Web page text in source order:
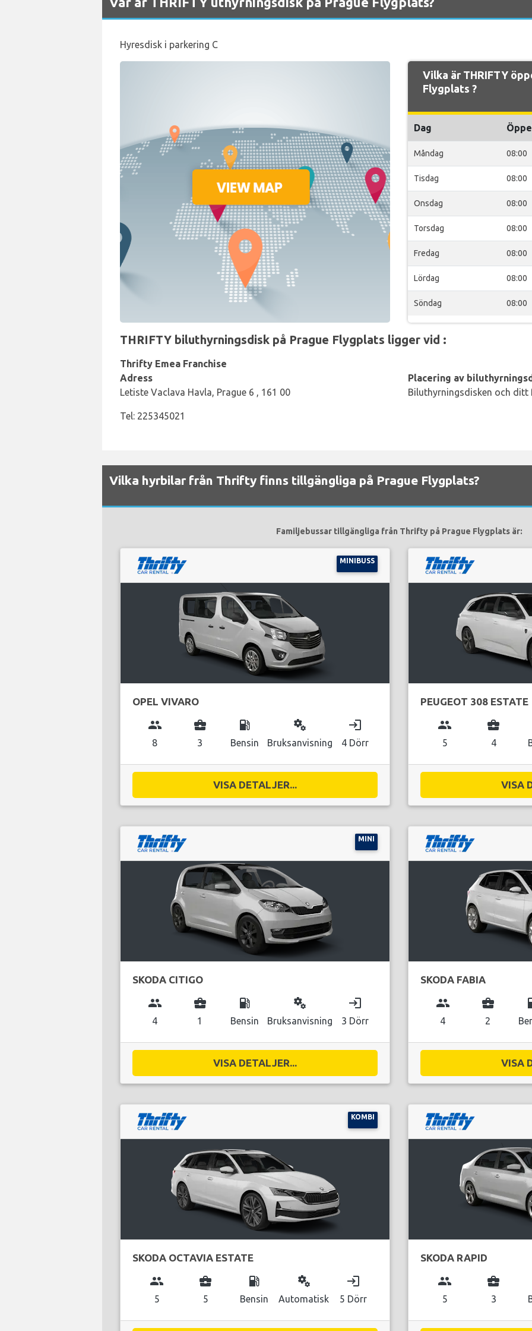
Hyresdisk i parkering C
Vilka är THRIFTY
Flygplats ?
Dag
Måndag 08:00
Tisdag 08:00
Onsdag 08:00
Torsdag 08:00
Fredag 08:00
Lördag 08:00
Söndag 08:00
THRIFTY biluthyrningsdisk på Prague Flygplats ligger vid :
Thrifty Emea Franchise
Adress
Letiste Vaclava Havla, Prague 6 , 161 00
Tel: 225345021
Placering av
Biluthyrningsdisken och
Vilka hyrbilar från Thrifty finns tillgängliga på Prague Flygplats?
Familjebussar tillgängliga från Thrifty på Prague Flygplats är:
MINIBUSS
OPEL VIVARO
group
8
business_center
3
local_gas_station
Bensin
miscellaneous_services
Bruksanvisning
login
4 Dörr
VISA DETALJER...
PEUGEOT 308 ESTATE
group
5
business_center
4
VISA
MINI
SKODA CITIGO
group
4
business_center
1
local_gas_station
Bensin
miscellaneous_services
Bruksanvisning
login
3 Dörr
VISA DETALJER...
SKODA FABIA
group
4
business_center
2
VISA
KOMBI
SKODA OCTAVIA ESTATE
group
5
business_center
5
local_gas_station
Bensin
miscellaneous_services
Automatisk
login
5 Dörr
SKODA RAPID
group
5
business_center
3